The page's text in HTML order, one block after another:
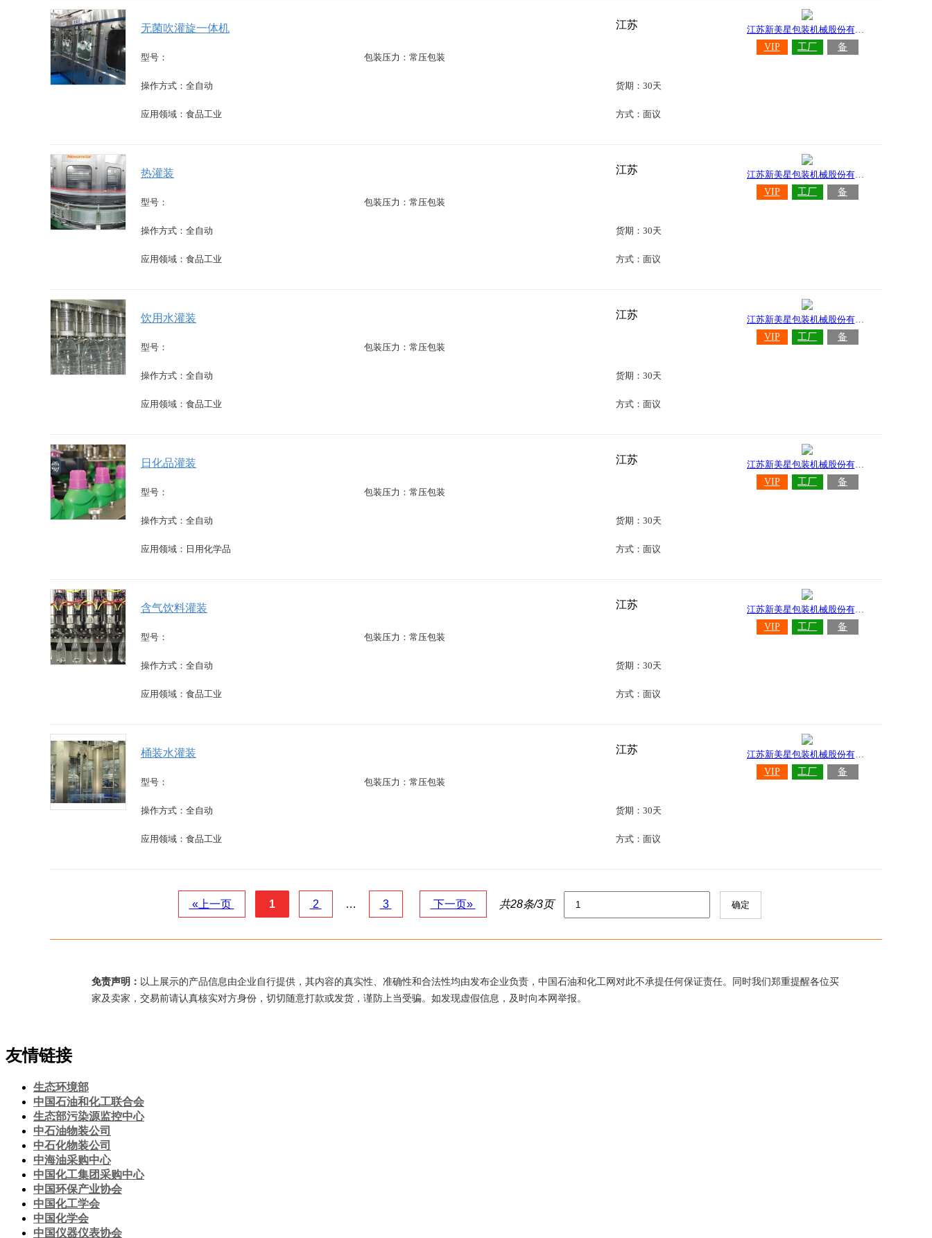
无菌吹灌旋一体机
型号：
操作方式：全自动
应用领域：食品工业
包装压力：常压包装
江苏
货期：30天
方式：面议
江苏新美星包装机械股份有限公司
VIP
工厂 备
热灌装
型号：
操作方式：全自动
应用领域：食品工业
包装压力：常压包装
江苏
货期：30天
方式：面议
江苏新美星包装机械股份有限公司
VIP
工厂 备
饮用水灌装
型号：
操作方式：全自动
应用领域：食品工业
包装压力：常压包装
江苏
货期：30天
方式：面议
江苏新美星包装机械股份有限公司
VIP
工厂 备
日化品灌装
型号：
操作方式：全自动
应用领域：日用化学品
包装压力：常压包装
江苏
货期：30天
方式：面议
江苏新美星包装机械股份有限公司
VIP
工厂 备
含气饮料灌装
型号：
操作方式：全自动
应用领域：食品工业
包装压力：常压包装
江苏
货期：30天
方式：面议
江苏新美星包装机械股份有限公司
VIP
工厂 备
桶装水灌装
型号：
操作方式：全自动
应用领域：食品工业
包装压力：常压包装
江苏
货期：30天
方式：面议
江苏新美星包装机械股份有限公司
VIP
工厂 备
«上一页 1 2 … 3 下一页» 共28条/3页
免责声明： 以上展示的产品信息由企业自行提供，其内容的真实性、准确性和合法性均由发布企业负责，中国石油和化工网对此不承提任何保证责任。同时我们郑重提醒各位买
家及卖家，交易前请认真核实对方身份，切切随意打款或发货，谨防上当受骗。如发现虚假信息，及时向本网举报。
友情链接
生态环境部
中国石油和化工联合会
生态部污染源监控中心
中石油物装公司
中石化物装公司
中海油采购中心
中国化工集团采购中心
中国环保产业协会
中国化工学会
中国化学会
中国仪器仪表协会